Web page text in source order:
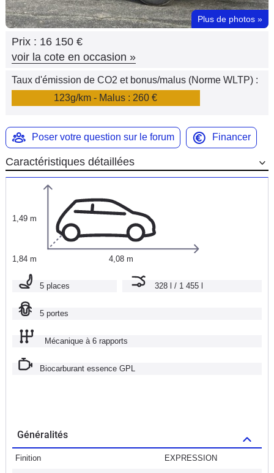
Moto
Marques
Plus de photos »
Prix : 16 150 €
voir la cote en occasion »
Taux d'émission de CO2 et bonus/malus (Norme WLTP) :
123g/km - Malus : 260 €
Poser votre question sur le forum Financer
Caractéristiques détaillées
1,49 m
1,84 m 4,08 m
5 places 328 l / 1 455 l
5 portes
Mécanique à 6 rapports
Biocarburant essence GPL
Généralités
Finition EXPRESSION